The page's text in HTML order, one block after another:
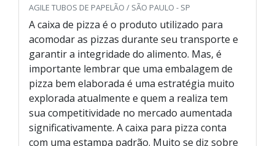
AGILE TUBOS DE PAPELÃO / SÃO PAULO - SP
A caixa de pizza é o produto utilizado para
acomodar as pizzas durante seu transporte e
garantir a integridade do alimento. Mas, é
importante lembrar que uma embalagem de
pizza bem elaborada é uma estratégia muito
explorada atualmente e quem a realiza tem
sua competitividade no mercado aumentada
significativamente. A caixa para pizza conta
com uma estampa padrão. Muito se diz sobre